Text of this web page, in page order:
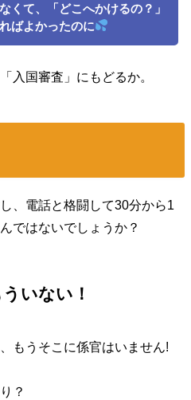
くて、「どこへかけるの？」
ばよかったのに
入国審査」にもどるか。
、電話と格闘して30分から1
ではないでしょうか？
いない！
もうそこに係官はいません!
？